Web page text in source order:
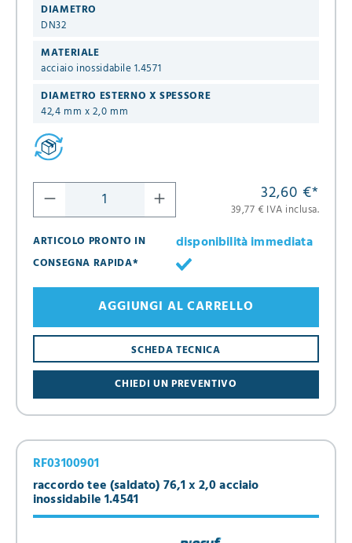
DIAMETRO
DN32
MATERIALE
acciaio inossidabile 1.4571
DIAMETRO ESTERNO X SPESSORE
42,4 mm x 2,0 mm
32,60 €*
39,77 € IVA inclusa.
ARTICOLO PRONTO IN
disponibilità immediata
CONSEGNA RAPIDA*
CHIEDI UN PREVENTIVO
SCHEDA TECNICA
AGGIUNGI AL CARRELLO
raccordo tee (saldato) 76,1 x 2,0 acciaio
inossidabile 1.4541
RF03100901